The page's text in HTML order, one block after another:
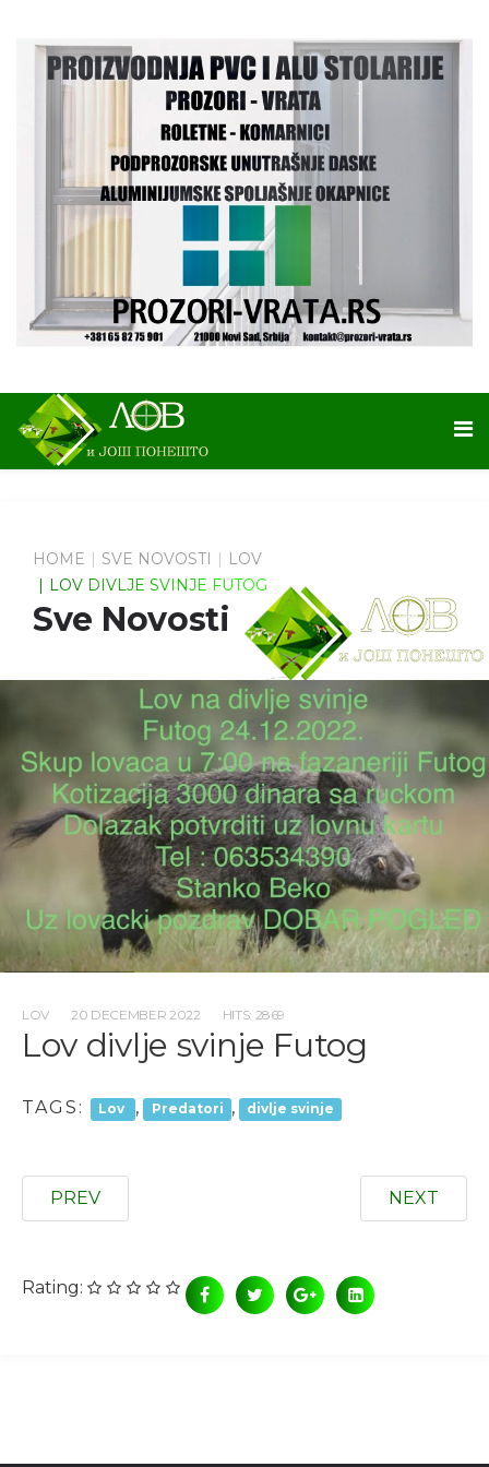
HOME SVE NOVOSTI
LOV
LOV DIVLJE SVINJE FUTOG
Sve Novosti
LOV 20 DECEMBER 2022 HITS: 2869
Lov divlje svinje Futog
TAGS: Lov , Predatori , divlje svinje
PREV NEXT
Rating: